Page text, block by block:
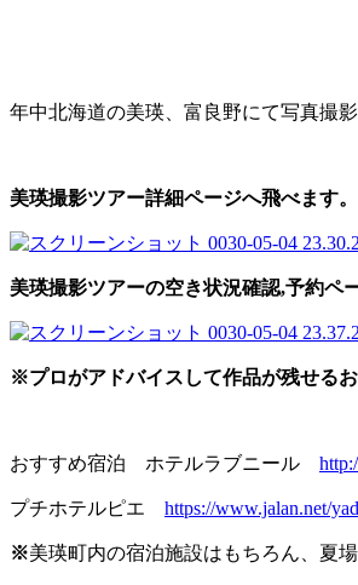
年中北海道の美瑛、富良野にて写真撮
美瑛撮影ツアー詳細ページへ飛べます
美瑛撮影ツアーの空き状況確認,予約ペ
※プロがアドバイスして作品が残せる
おすすめ宿泊 ホテルラブニール
プチホテルピエ https://www.jalan.net/
※美瑛町内の宿泊施設はもちろん、夏